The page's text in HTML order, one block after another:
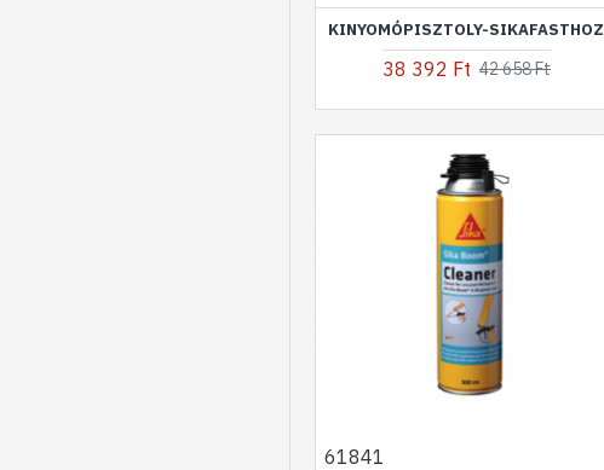
KINYOMÓPISZTOLY-SIKAFASTHOZ
38 392 Ft 42 658 Ft
61841